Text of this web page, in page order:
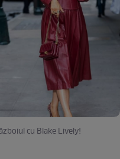
cu Blake Lively!